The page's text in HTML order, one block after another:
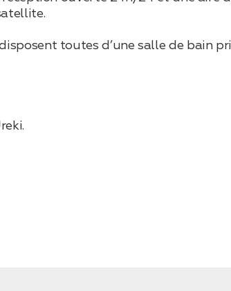
toutes d’une salle de bain